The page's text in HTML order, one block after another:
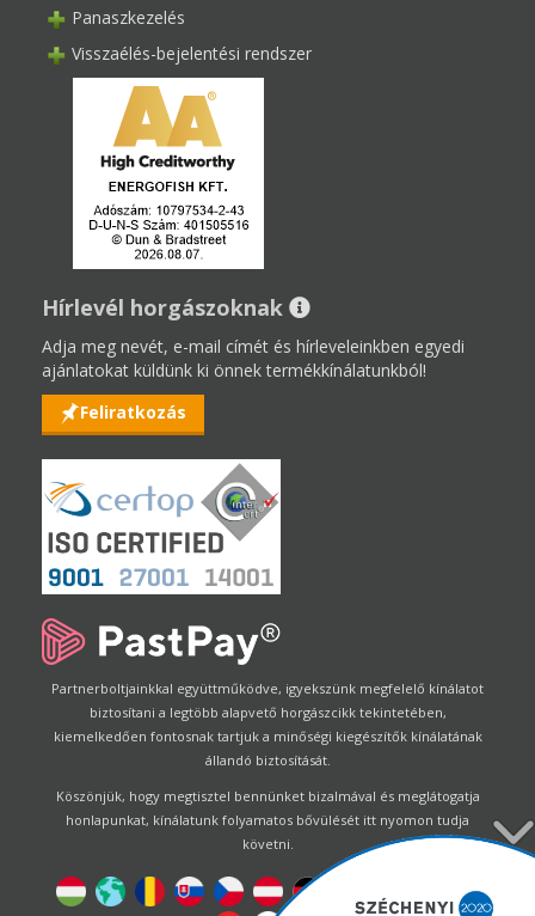
Panaszkezelés
Visszaélés-bejelentési rendszer
Hírlevél horgászoknak
Adja meg nevét, e-mail címét és hírleveleinkben egyedi
ajánlatokat küldünk ki önnek termékkínálatunkból!
Feliratkozás
Partnerboltjainkkal együttműködve, igyekszünk megfelelő kínálatot
biztosítani a legtöbb alapvető horgászcikk tekintetében,
kiemelkedően fontosnak tartjuk a minőségi kiegészítők kínálatának
állandó biztosítását.
Köszönjük, hogy megtisztel bennünket bizalmával és meglátogatja
honlapunkat, kínálatunk folyamatos bővülését itt nyomon tudja
követni.